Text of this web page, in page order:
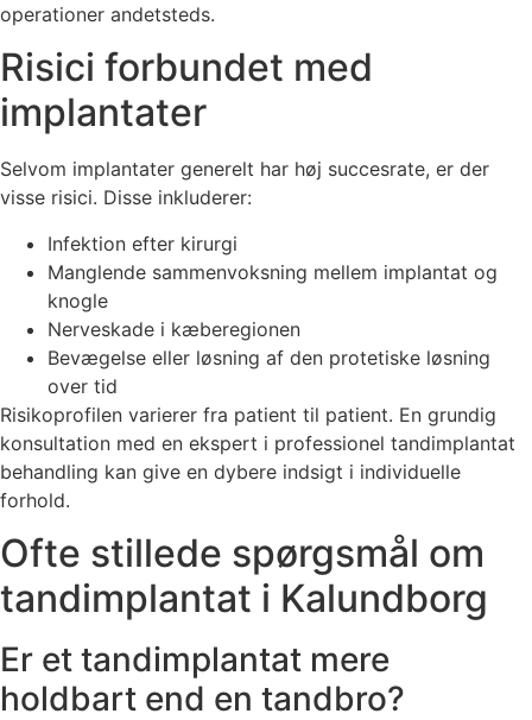
operationer andetsteds.
Risici forbundet med
implantater
Selvom implantater generelt har høj succesrate, er der
visse risici. Disse inkluderer:
Infektion efter kirurgi
Manglende sammenvoksning mellem implantat og
knogle
Nerveskade i kæberegionen
Bevægelse eller løsning af den protetiske løsning
over tid
Risikoprofilen varierer fra patient til patient. En grundig
konsultation med en ekspert i professionel tandimplantat
behandling kan give en dybere indsigt i individuelle
forhold.
Ofte stillede spørgsmål om
tandimplantat i Kalundborg
Er et tandimplantat mere
holdbart end en tandbro?